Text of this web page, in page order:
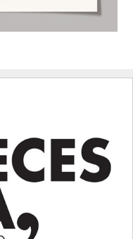
author/Luz%20Rodríguez/